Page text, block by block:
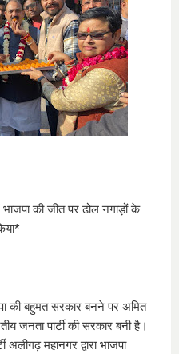
में भाजपा की जीत पर ढोल नगाड़ों के
की बहुमत सरकार बनने पर अमित
जनता पार्टी की सरकार बनी है।
महानगर द्वारा भाजपा